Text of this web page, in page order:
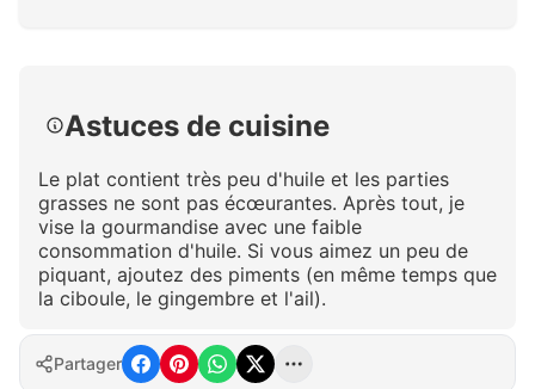
Astuces de cuisine
Le plat contient très peu d'huile et les parties
grasses ne sont pas écœurantes. Après tout, je
vise la gourmandise avec une faible
consommation d'huile. Si vous aimez un peu de
piquant, ajoutez des piments (en même temps que
la ciboule, le gingembre et l'ail).
Partager